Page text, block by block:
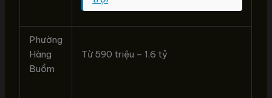
Phường
Hàng
Buồm
Từ 590 triệu – 1.6 tỷ